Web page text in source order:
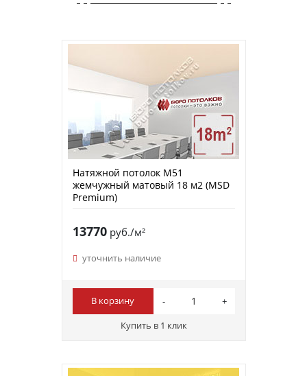
Натяжной потолок M51
жемчужный матовый 18 м2 (MSD
Premium)
13770руб./м²
уточнить наличие
В корзину
Купить в 1 клик